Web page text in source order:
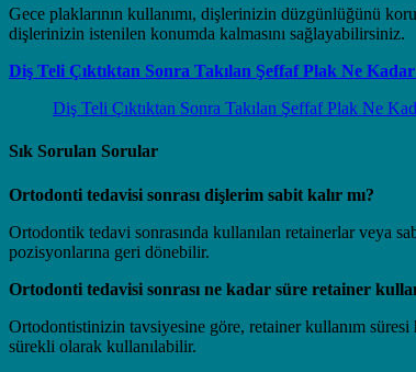
Gece plaklarının kullanımı, dişlerinizin düzgünlüğünü
dişlerinizin istenilen konumda kalmasını sağlayabilirsiniz.
Diş Teli Çıktıktan Sonra Takılan Şeffaf Plak Ne
Diş Teli Çıktıktan Sonra Takılan Şeffaf Plak Ne
Sık Sorulan Sorular
Ortodonti tedavisi sonrası dişlerim sabit kalır mı?
Ortodontik tedavi sonrasında kullanılan retainerlar veya
pozisyonlarına geri dönebilir.
Ortodonti tedavisi sonrası ne kadar süre retainer
Ortodontistinizin tavsiyesine göre, retainer kullanım
sürekli olarak kullanılabilir.